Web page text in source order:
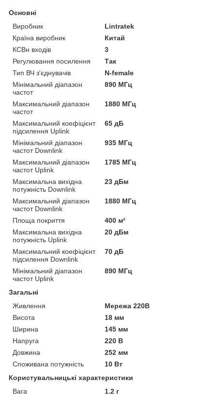
Основні
Виробник
Lintratek
Країна виробник
Китай
КСВн входів
3
Регулювання посилення
Так
Тип ВЧ з'єднувачів
N-female
Мінімальний діапазон
частот
890 МГц
Максимальний діапазон
частот
1880 МГц
Максимальний коефіцієнт
підсилення Uplink
65 дБ
Мінімальний діапазон
частот Downlink
935 МГц
Максимальний діапазон
частот Uplink
1785 МГц
Максимальна вихідна
потужність Downlink
23 дБм
Максимальний діапазон
частот Downlink
1880 МГц
Площа покриття
400 м²
Максимальна вихідна
потужність Uplink
20 дБм
Максимальний коефіцієнт
підсилення Downlink
70 дБ
Мінімальний діапазон
частот Uplink
890 МГц
Загальні
Живлення
Мережа 220В
Висота
18 мм
Ширина
145 мм
Напруга
220 В
Довжина
252 мм
Споживана потужність
10 Вт
Користувальницькі характеристики
Вага
1.2 г